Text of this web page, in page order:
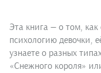
Эта книга — о том,
психологию девочки,
узнаете о разных
«Снежного короля»